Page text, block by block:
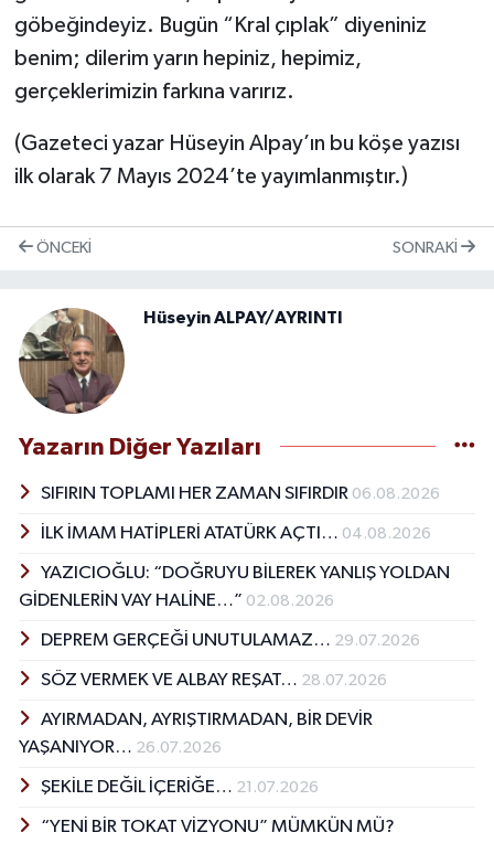
göbeğindeyiz. Bugün “Kral çıplak” diyeniniz
benim; dilerim yarın hepiniz, hepimiz,
gerçeklerimizin farkına varırız.
(Gazeteci yazar Hüseyin Alpay’ın bu köşe yazısı
ilk olarak 7 Mayıs 2024’te yayımlanmıştır.)
ÖNCEKI SONRAKI
Hüseyin ALPAY/AYRINTI
Yazarın Diğer Yazıları
SIFIRIN TOPLAMI HER ZAMAN SIFIRDIR 06.08.2026
İLK İMAM HATİPLERİ ATATÜRK AÇTI… 04.08.2026
YAZICIOĞLU: “DOĞRUYU BİLEREK YANLIŞ YOLDAN
GİDENLERİN VAY HALİNE…” 02.08.2026
DEPREM GERÇEĞİ UNUTULAMAZ… 29.07.2026
SÖZ VERMEK VE ALBAY REŞAT… 28.07.2026
AYIRMADAN, AYRIŞTIRMADAN, BİR DEVİR
YAŞANIYOR… 26.07.2026
ŞEKİLE DEĞİL İÇERİĞE… 21.07.2026
“YENİ BİR TOKAT VİZYONU” MÜMKÜN MÜ?